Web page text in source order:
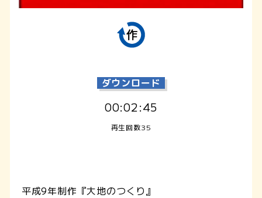
ダウンロード
00:02:45
再生回数35
平成9年制作『大地のつくり』